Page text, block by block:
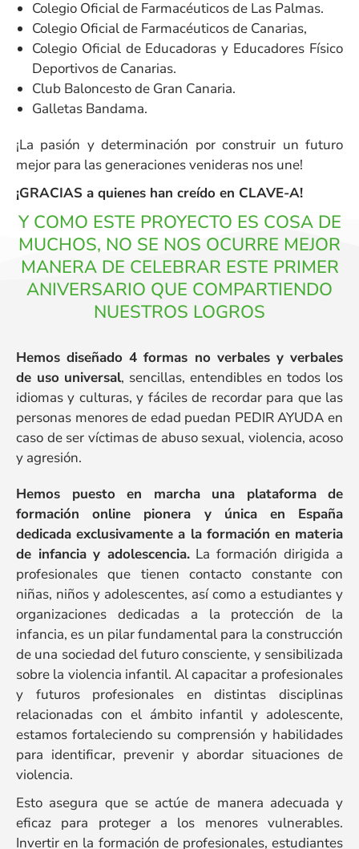
Colegio Oficial de Farmacéuticos de Las Palmas.
Colegio Oficial de Farmacéuticos de Canarias,
Colegio Oficial de Educadoras y Educadores Físico
Deportivos de Canarias.
Club Baloncesto de Gran Canaria.
Galletas Bandama.
¡La pasión y determinación por construir un futuro
mejor para las generaciones venideras nos une!
¡GRACIAS a quienes han creído en CLAVE-A!
Y COMO ESTE PROYECTO ES COSA DE
MUCHOS, NO SE NOS OCURRE MEJOR
MANERA DE CELEBRAR ESTE PRIMER
ANIVERSARIO QUE COMPARTIENDO
NUESTROS LOGROS
Hemos diseñado 4 formas no verbales y verbales
de uso universal, sencillas, entendibles en todos los
idiomas y culturas, y fáciles de recordar para que las
personas menores de edad puedan PEDIR AYUDA en
caso de ser víctimas de abuso sexual, violencia, acoso
y agresión.
Hemos puesto en marcha una plataforma de
formación online pionera y única en España
dedicada exclusivamente a la formación en materia
de infancia y adolescencia. La formación dirigida a
profesionales que tienen contacto constante con
niñas, niños y adolescentes, así como a estudiantes y
organizaciones dedicadas a la protección de la
infancia, es un pilar fundamental para la construcción
de una sociedad del futuro consciente, y sensibilizada
sobre la violencia infantil. Al capacitar a profesionales
y futuros profesionales en distintas disciplinas
relacionadas con el ámbito infantil y adolescente,
estamos fortaleciendo su comprensión y habilidades
para identificar, prevenir y abordar situaciones de
violencia.
Esto asegura que se actúe de manera adecuada y
eficaz para proteger a los menores vulnerables.
Invertir en la formación de profesionales, estudiantes